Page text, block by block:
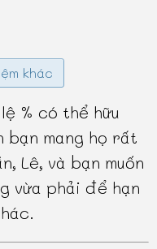
khác
% có thể hữu
mang họ rất
Lê, và bạn muốn
vừa phải để hạn